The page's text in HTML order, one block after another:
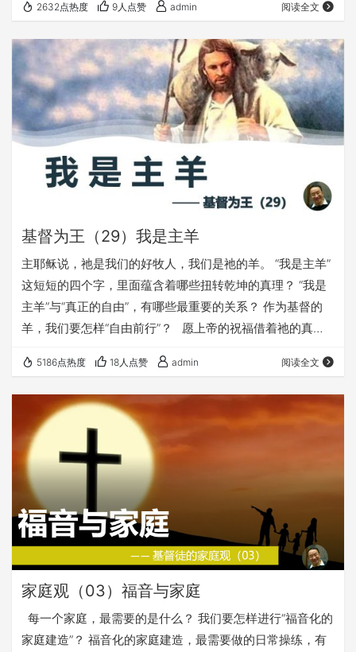
览器里打开）： https://fuyin116.com/tde6 您也可以点击下
面的链接，重温之前的信息： 《君尊的敬拜系列》 ⚠️⚠️⚠️
注意 ⚠️⚠️⚠️ 鼓励大家在手机浏览器或电脑浏览器里收藏我
们的网址（fuyin116.co…
2632点热度 9人点赞 admin 阅读全文
基督为王（29）我是主羊
主耶稣说，祂是我们的好牧人，我们是祂的羊。 “我是主羊”
这短短的四个字，里面蕴含着哪些扭转乾坤的真理？ “我是
主羊”与“真正的自由”，有哪些最重要的关系？ 作为基督的
羊，我们要怎样“自由前行”？ 愿上帝的祝福借着祂的真
《我是主羊》 本文链接（若有朋友在微信里打不开本文，可
以把下面的链接发给他，在浏览器里打开）：
https://fuyin116.com/avdj 您也可以点击下面的链接，重温
之前的信息： 《基督为王》 点击音频媒体前面的…
5186点热度 18人点赞 admin 阅读全文
家庭观（03）福音与家庭
每一个家庭，最需要的是什么？ 我们要怎样进行“福音化的
家庭建造”？ 福音化的家庭建造，最需要做的日常操练，有